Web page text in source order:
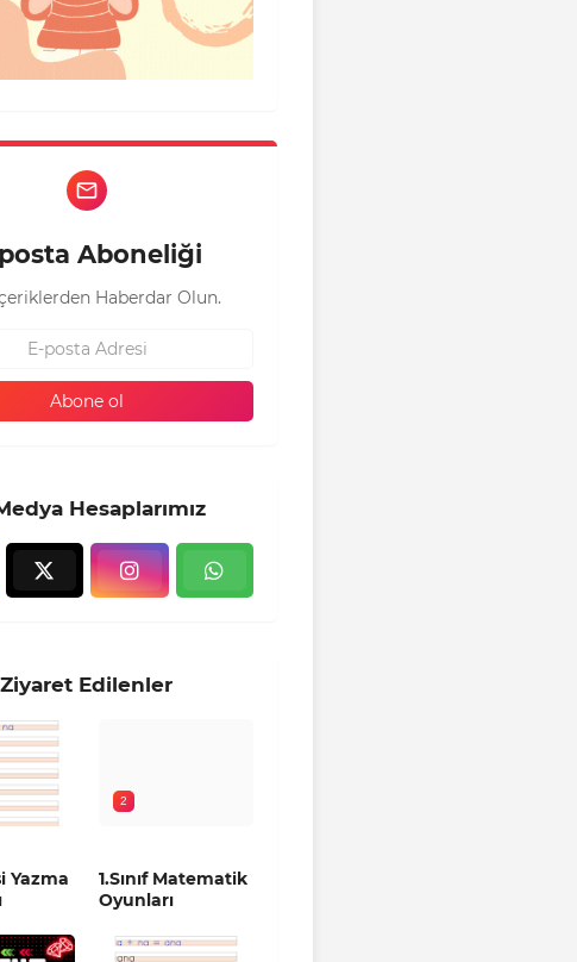
Aboneliği
Haberdar Olun.
Hesaplarımız
Edilenler
Yazma
2
1.Sınıf Matematik
Oyunları